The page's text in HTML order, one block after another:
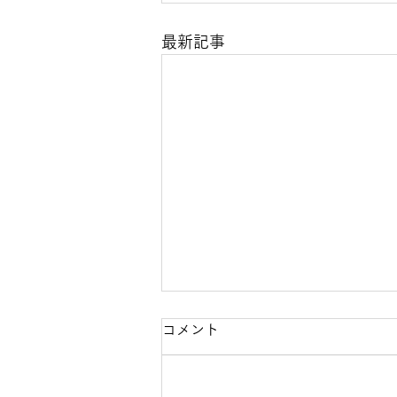
最新記事
【10月4日（日）開催】Do-
Clinic第3回健康フェア2026
コメント